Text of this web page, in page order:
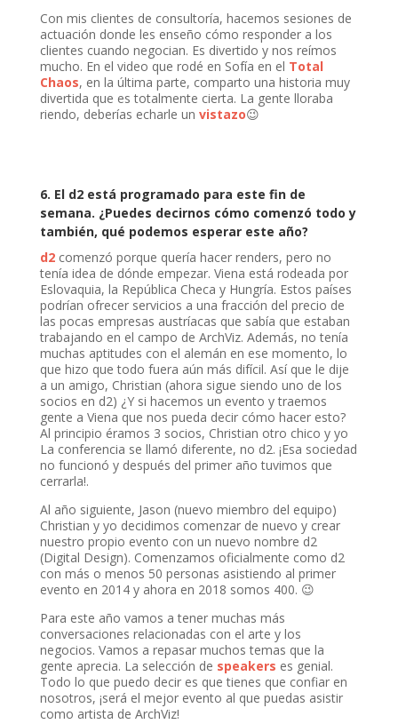
Con mis clientes de consultoría, hacemos sesiones de
actuación donde les enseño cómo responder a los
clientes cuando negocian. Es divertido y nos reímos
mucho. En el video que rodé en Sofía en el Total
Chaos, en la última parte, comparto una historia muy
divertida que es totalmente cierta. La gente lloraba
riendo, deberías echarle un vistazo😉
6. El d2 está programado para este fin de
semana. ¿Puedes decirnos cómo comenzó todo y
también, qué podemos esperar este año?
d2comenzó porque quería hacer renders, pero no
tenía idea de dónde empezar. Viena está rodeada por
Eslovaquia, la República Checa y Hungría. Estos países
podrían ofrecer servicios a una fracción del precio de
las pocas empresas austríacas que sabía que estaban
trabajando en el campo de ArchViz. Además, no tenía
muchas aptitudes con el alemán en ese momento, lo
que hizo que todo fuera aún más difícil. Así que le dije
a un amigo, Christian (ahora sigue siendo uno de los
socios en d2) ¿Y si hacemos un evento y traemos
gente a Viena que nos pueda decir cómo hacer esto?
Al principio éramos 3 socios, Christian otro chico y yo
La conferencia se llamó diferente, no d2. ¡Esa sociedad
no funcionó y después del primer año tuvimos que
cerrarla!.
Al año siguiente, Jason (nuevo miembro del equipo)
Christian y yo decidimos comenzar de nuevo y crear
nuestro propio evento con un nuevo nombre d2
(Digital Design). Comenzamos oficialmente como d2
con más o menos 50 personas asistiendo al primer
evento en 2014 y ahora en 2018 somos 400. 😉
Para este año vamos a tener muchas más
conversaciones relacionadas con el arte y los
negocios. Vamos a repasar muchos temas que la
gente aprecia. La selección de speakers es genial.
Todo lo que puedo decir es que tienes que confiar en
nosotros, ¡será el mejor evento al que puedas asistir
como artista de ArchViz!